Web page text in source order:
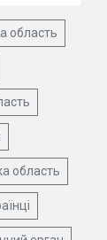
область
область